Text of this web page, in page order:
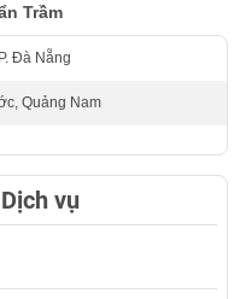
Trầm
Đà Nẵng
Quảng Nam
vụ